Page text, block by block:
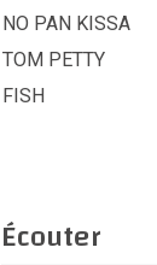
NO PAN KISSA
TOM PETTY
FISH
Écouter